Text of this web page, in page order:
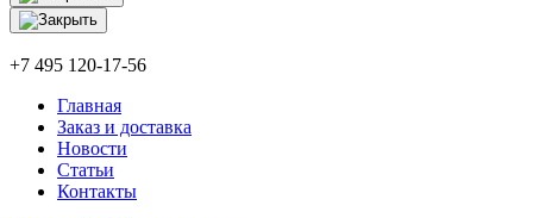
+7 495 120-17-56
Главная
Заказ и доставка
Новости
Статьи
Контакты